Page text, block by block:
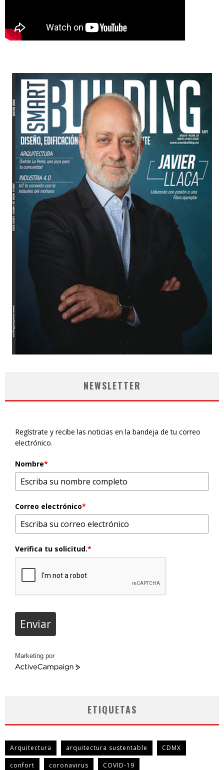
NEWSLETTER
Regístrate y recibe las noticias en la bandeja de tu correo
electrónico.
Nombre*
Correo electrónico*
Verifica tu solicitud.*
Enviar
Marketing por
ActiveCampaign
ETIQUETAS
Arquitectura arquitectura sustentable CDMX
confort coronavirus COVID-19